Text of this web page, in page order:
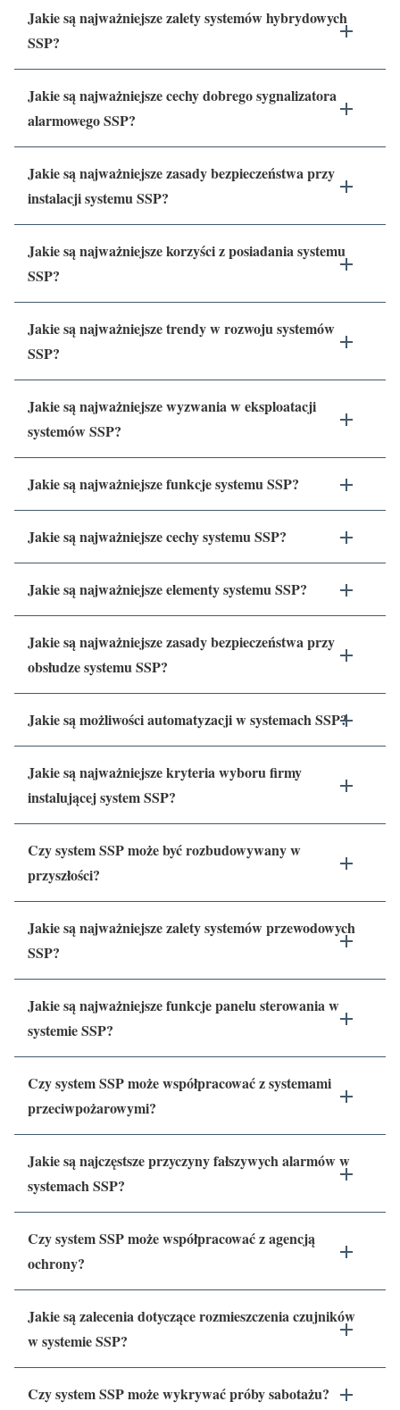
Jakie są najważniejsze zalety systemów hybrydowych
SSP?
Jakie są najważniejsze cechy dobrego sygnalizatora
alarmowego SSP?
Jakie są najważniejsze zasady bezpieczeństwa przy
instalacji systemu SSP?
Jakie są najważniejsze korzyści z posiadania systemu
SSP?
Jakie są najważniejsze trendy w rozwoju systemów
SSP?
Jakie są najważniejsze wyzwania w eksploatacji
systemów SSP?
Jakie są najważniejsze funkcje systemu SSP?
Jakie są najważniejsze cechy systemu SSP?
Jakie są najważniejsze elementy systemu SSP?
Jakie są najważniejsze zasady bezpieczeństwa przy
obsłudze systemu SSP?
Jakie są możliwości automatyzacji w systemach SSP?
Jakie są najważniejsze kryteria wyboru firmy
instalującej system SSP?
Czy system SSP może być rozbudowywany w
przyszłości?
Jakie są najważniejsze zalety systemów przewodowych
SSP?
Jakie są najważniejsze funkcje panelu sterowania w
systemie SSP?
Czy system SSP może współpracować z systemami
przeciwpożarowymi?
Jakie są najczęstsze przyczyny fałszywych alarmów w
systemach SSP?
Czy system SSP może współpracować z agencją
ochrony?
Jakie są zalecenia dotyczące rozmieszczenia czujników
w systemie SSP?
Czy system SSP może wykrywać próby sabotażu?